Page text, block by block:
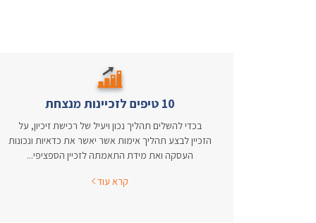
10 טיפים לזכיינות מנצחת
בכדי להשלים תהליך נכון ויעיל של רכישת זיכיון, על
הזכיין לבצע תהליך אימות אשר יאשר את כדאיות ונכונות
העסקה ואת מידת התאמתה לזכיין הספציפי...
קרא עוד